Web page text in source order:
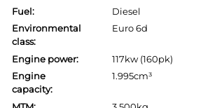
Fuel:
Environmental
class:
Diesel
Euro 6d
Engine power:
Engine
capacity:
117kw (160pk)
1.995cm³